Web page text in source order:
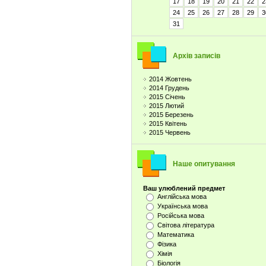
24
25 26 27 28 29
31
Архів записів
2014 Жовтень
2014 Грудень
2015 Січень
2015 Лютий
2015 Березень
2015 Квітень
2015 Червень
Наше опитування
Ваш улюблений предмет
Англійська мова
Українська мова
Російська мова
Світова література
Математика
Фізика
Хімія
Біологія